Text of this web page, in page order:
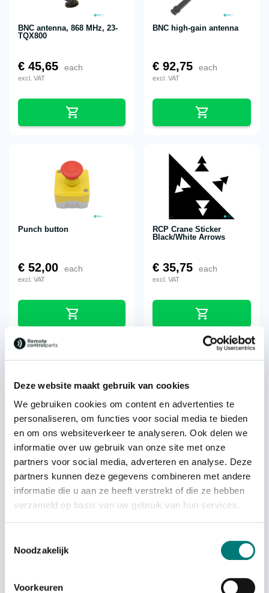
Deze website maakt gebruik van cookies
We gebruiken cookies om content en advertenties te
personaliseren, om functies voor social media te bieden
en om ons websiteverkeer te analyseren. Ook delen we
informatie over uw gebruik van onze site met onze
partners voor social media, adverteren en analyse. Deze
partners kunnen deze gegevens combineren met andere
informatie die u aan ze heeft verstrekt of die ze hebben
verzameld op basis van uw gebruik van hun services.
Noodzakelijk
Voorkeuren
BNC antenna, 868 MHz, 23-
TQX800
€ 45,65 each
excl. VAT
BNC high-gain antenna
€ 92,75 each
excl. VAT
Punch button
€ 52,00 each
excl. VAT
RCP Crane Sticker
Black/White Arrows
€ 35,75 each
excl. VAT
Scanreco® RC400 antenna,
46753
€47,22
excl. VAT
WBH antenna magnet foot
base PL
€89,44 each
excl. VAT